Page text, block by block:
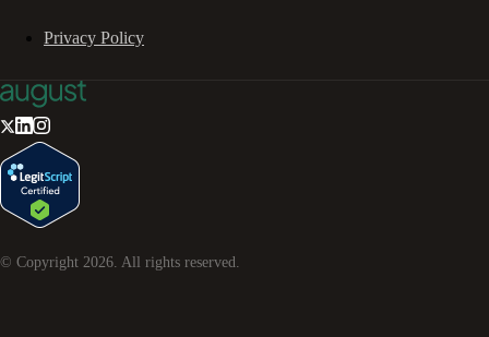
Privacy Policy
© Copyright 2026 . All rights reserved.